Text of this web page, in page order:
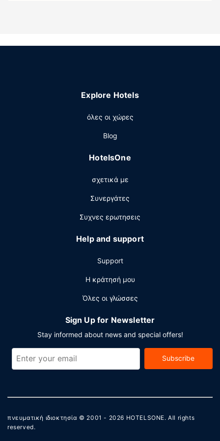
Επωφεληθείτε από τον μεγάλο αριθμό ψυχαγωγικών
προγραμματισμό ξεναγήσεων/αγορά εισιτηρίων και
Πάρτε κάτι να φάτε από το μπαρ με σνακ/ντελικατέσεν,
κατάλυμα (Hampton Inn & Suites Williston). Σερβίρεται
επιχειρηματικό κέντρο που λειτουργεί 24 ώρες το
24ωρο, γρήγορο check-in και γρήγορο check-out. Αυτό το
ξενοδοχείο διαθέτει 3 αίθουσες κατάλληλες για
στάθμευση χωρίς παρκαδόρο.
Explore Hotels
όλες οι χώρες
Blog
HotelsOne
σχετικά με
Συνεργάτες
Συχνες ερωτησεις
Help and support
Support
Η κράτησή μου
Όλες οι γλώσσες
Sign Up for Newsletter
Stay informed about news and special offers!
Subscribe
πνευματική ιδιοκτησία © 2001 - 2026 HOTELSONE. All rights
reserved.